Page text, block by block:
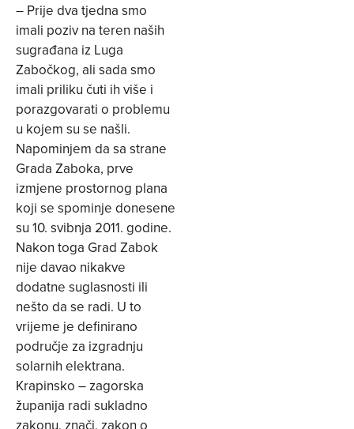
– Prije dva tjedna smo
imali poziv na teren naših
sugrađana iz Luga
Zabočkog, ali sada smo
imali priliku čuti ih više i
porazgovarati o problemu
u kojem su se našli.
Napominjem da sa strane
Grada Zaboka, prve
izmjene prostornog plana
koji se spominje donesene
su 10. svibnja 2011. godine.
Nakon toga Grad Zabok
nije davao nikakve
dodatne suglasnosti ili
nešto da se radi. U to
vrijeme je definirano
područje za izgradnju
solarnih elektrana.
Krapinsko – zagorska
županija radi sukladno